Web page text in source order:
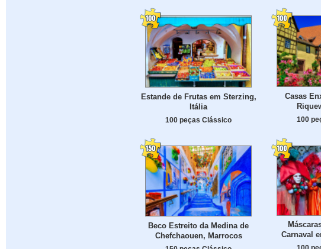
Estande de Frutas em Sterzing,
Itália
100 peças Clássico
Casas
100
Beco Estreito da Medina de
Chefchaouen, Marrocos
Carnaval